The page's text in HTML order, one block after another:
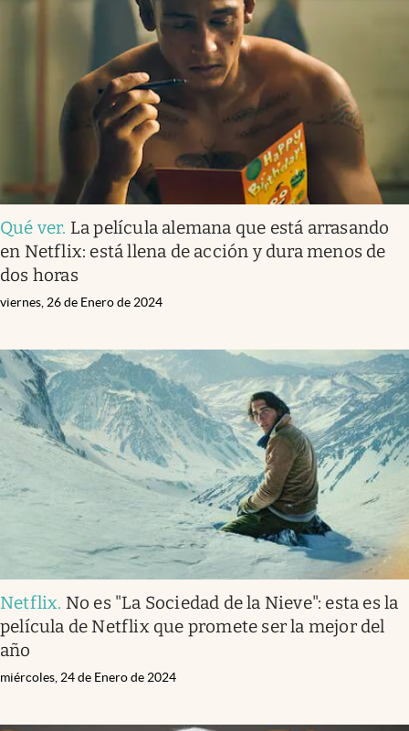
Qué ver. La película alemana que está arrasando
en Netflix: está llena de acción y dura menos de
dos horas
viernes, 26 de Enero de 2024
Netflix. No es "La Sociedad de la Nieve": esta es la
película de Netflix que promete ser la mejor del
año
miércoles, 24 de Enero de 2024